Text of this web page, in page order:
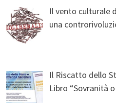
Il vento culturale
una
Il Riscatto dello
Libro “Sovranità